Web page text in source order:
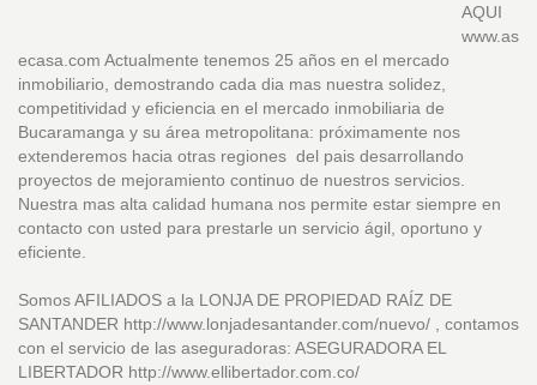
AQUI
www.as
ecasa.com Actualmente tenemos 25 años en el mercado
inmobiliario, demostrando cada dia mas nuestra solidez,
competitividad y eficiencia en el mercado inmobiliaria de
Bucaramanga y su área metropolitana: próximamente nos
extenderemos hacia otras regiones del pais desarrollando
proyectos de mejoramiento continuo de nuestros servicios.
Nuestra mas alta calidad humana nos permite estar siempre en
contacto con usted para prestarle un servicio ágil, oportuno y
eficiente.
Somos AFILIADOS a la LONJA DE PROPIEDAD RAÍZ DE
SANTANDER http://www.lonjadesantander.com/nuevo/ , contamos
con el servicio de las aseguradoras: ASEGURADORA EL
LIBERTADOR http://www.ellibertador.com.co/